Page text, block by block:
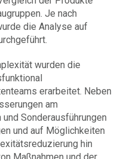
Je nach
die Analyse auf
wurden die
erarbeitet. Neben
am
Sonderausführungen
und auf Möglichkeiten
hin